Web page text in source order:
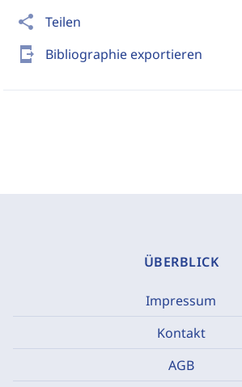
share Teilen
send_to_mobile Bibliographie exportieren
ÜBERBLICK
Impressum
Kontakt
AGB